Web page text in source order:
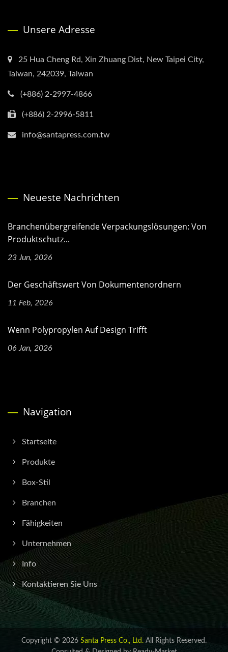
Unsere Adresse
25 Hua Cheng Rd, Xin Zhuang Dist, New Taipei City,
Taiwan, 242039, Taiwan
(+886) 2-2997-4866
(+886) 2-2996-5811
info@santapress.com.tw
Neueste Nachrichten
Branchenübergreifende Verpackungslösungen: Von
Produktschutz...
23 Jun, 2026
Der Geschäftswert Von Dokumentenordnern
11 Feb, 2026
Wenn Polypropylen Auf Design Trifft
06 Jan, 2026
Navigation
Startseite
Produkte
Box-Stil
Branchen
Fähigkeiten
Unternehmen
Info
Kontaktieren Sie Uns
Copyright © 2026 Santa Press Co., Ltd. All Rights Reserved.